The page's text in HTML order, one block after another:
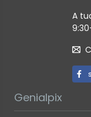
A
Genialpix